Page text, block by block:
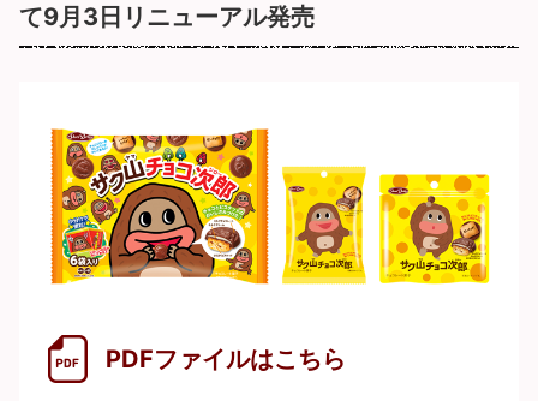
て9月3日リニューアル発売
PDFファイルはこちら